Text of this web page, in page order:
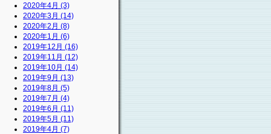
2020年4月 (3)
2020年3月 (14)
2020年2月 (8)
2020年1月 (6)
2019年12月 (16)
2019年11月 (12)
2019年10月 (14)
2019年9月 (13)
2019年8月 (5)
2019年7月 (4)
2019年6月 (11)
2019年5月 (11)
2019年4月 (7)